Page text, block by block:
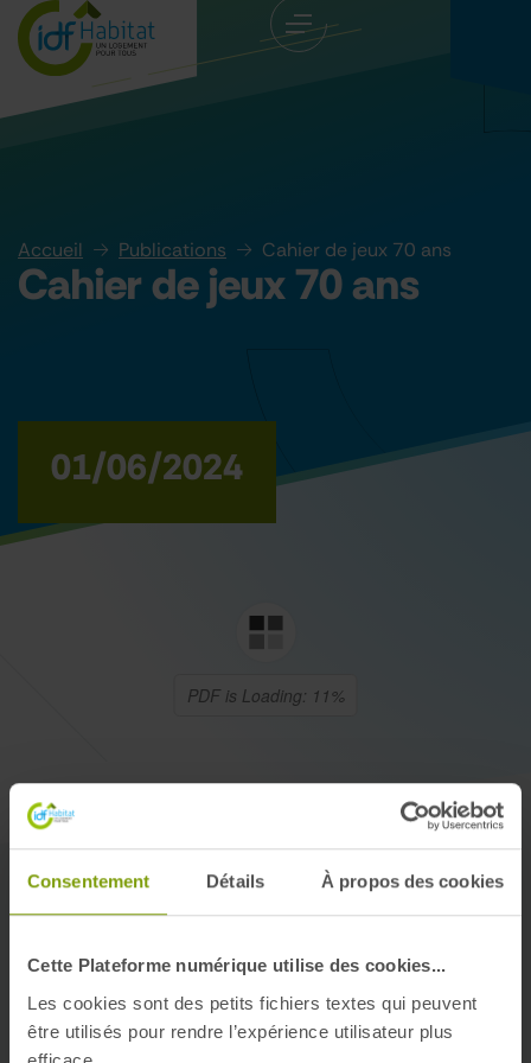
Consentement Détails À propos des cookies
Cette Plateforme numérique utilise des cookies...
Les cookies sont des petits fichiers textes qui peuvent
être utilisés pour rendre l’expérience utilisateur plus
Accueil Publications Cahier de jeux 70 ans
Cahier de jeux 70 ans
01/06/2024
Nos engagements